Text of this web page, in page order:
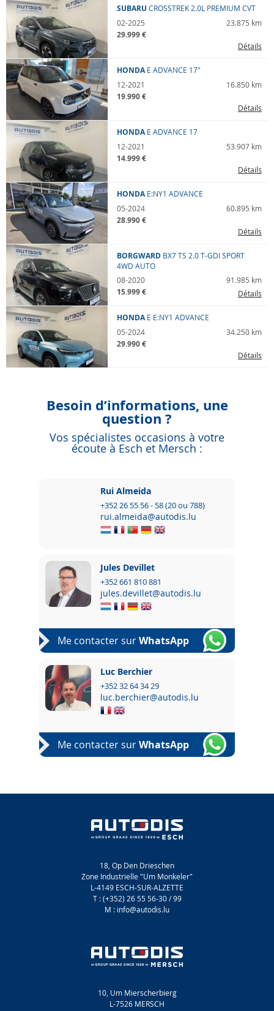
SUBARU CROSSTREK 2.0L PREMIUM CVT
02-2025
23.875 km
29.999 €
Détails
HONDA E ADVANCE 17"
12-2021
16.850 km
19.990 €
Détails
HONDA E ADVANCE 17
12-2021
53.907 km
14.999 €
Détails
HONDA E:NY1 ADVANCE
05-2024
60.895 km
28.990 €
Détails
BORGWARD BX7 TS 2.0 T-GDI SPORT
4WD AUTO
08-2020
91.985 km
15.999 € Détails
HONDA E E:NY1 ADVANCE
05-2024
34.250 km
29.990 €
Détails
Besoin d’informations, une
question ?
Vos spécialistes occasions à votre
écoute à Esch et Mersch :
Rui Almeida
+352 26 55 56 - 58 (20 ou 788)
rui.almeida@autodis.lu
Jules Devillet
+352 661 810 881
jules.devillet@autodis.lu
Me contacter surWhatsApp
Luc Berchier
+352 32 64 34 29
luc.berchier@autodis.lu
Me contacter surWhatsApp
18, Op Den Drieschen
Zone Industrielle "Um Monkeler"
L-4149 ESCH-SUR-ALZETTE
T : (+352) 26 55 56-30 / 99
M : info@autodis.lu
10, Um Mierscherbierg
L-7526 MERSCH